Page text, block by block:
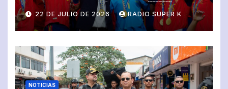
REINA DEL FÚTBOL! 🇪🇸
22 DE JULIO DE 2026 RADIO SUPER K
NOTICIAS